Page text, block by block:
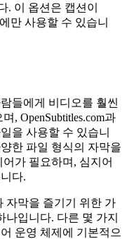
. 이 옵션은 캡션이
만 사용할 수 있습니
들에게 비디오를 훨씬
, OpenSubtitles.com과
을 사용할 수 있습니
한 파일 형식의 자막을
가 필요하며, 심지어
다.
자막을 즐기기 위한 가
입니다. 다른 몇 가지
운영 체제에 기본적으